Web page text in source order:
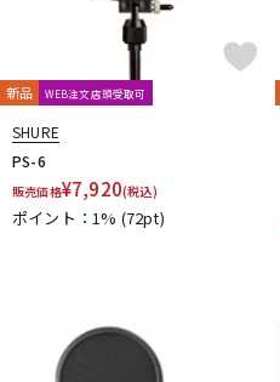
新品 WEB注文店頭受取可
SHURE
PS-6
販売価格¥7,920(税込)
ポイント：1% (72pt)